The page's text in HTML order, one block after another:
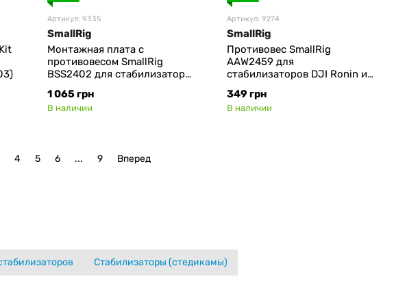
Стабилизаторы (стедикамы)
Артикул: 9335
SmallRig
Монтажная плата с
противовесом SmallRig
BSS2402 для стабилизатора
1 065 грн
В наличии
Артикул: 9274
SmallRig
Противовес SmallRig
AAW2459 для
стабилизаторов DJI Ronin и
349 грн
В наличии
4 5 6 ... 9 Вперед